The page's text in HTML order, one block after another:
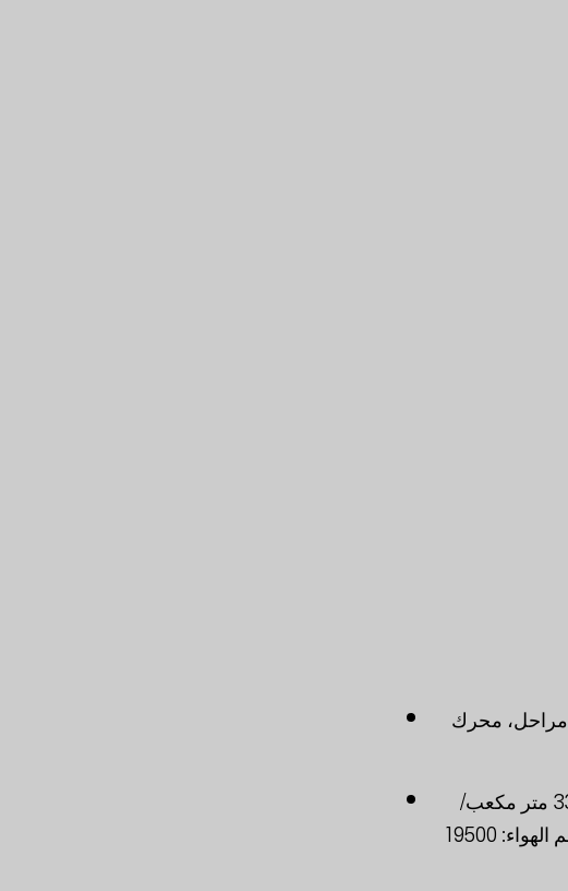
مروحة 50 بوصة، الطاقة المقدرة 0.75 كيلو واط، 380 فولت، 50 هرتز، 3 مراحل، محرك
حجم الهواء Opa: 38600 متر مكعب/ساعة، -25 باسكال حجم الهواء: 33700 متر مكعب/
ساعة، -50 باسكال حجم الهواء: 27800 متر مكعب/ساعة، -75 باسكال حجم الهواء: 19500